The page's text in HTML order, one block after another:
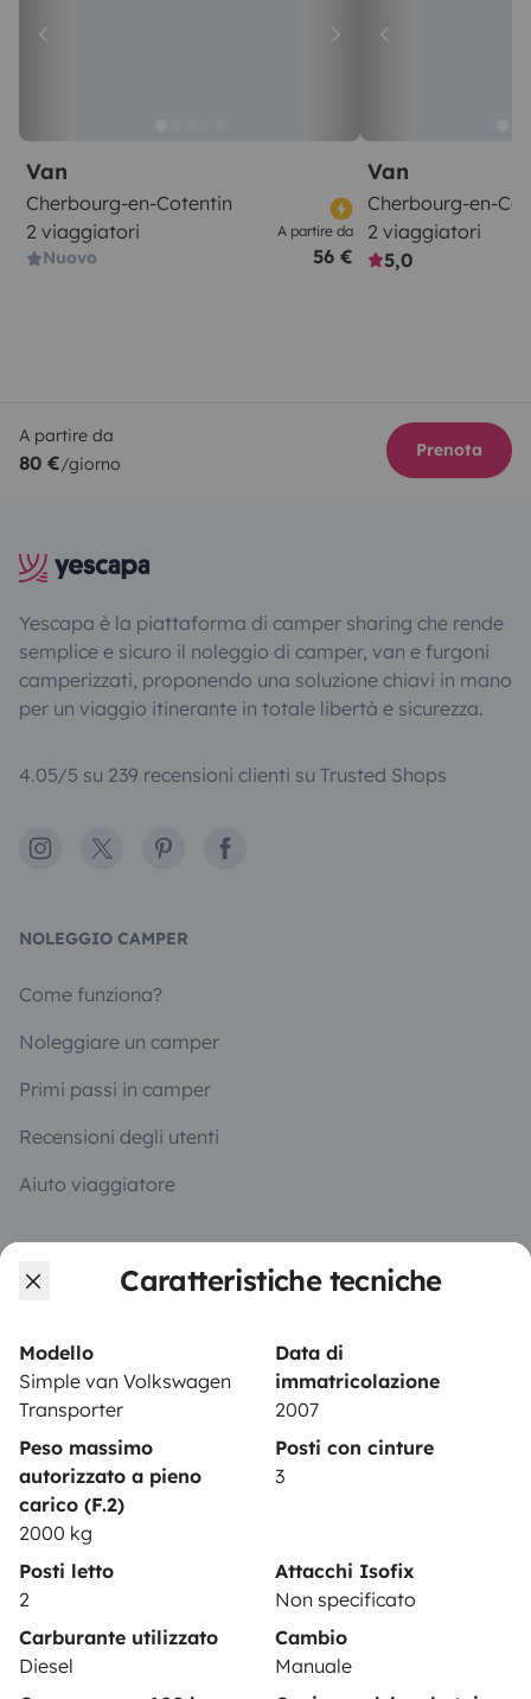
Caratteristiche tecniche
Modello
Simple van Volkswagen
Transporter
Data di
immatricolazione
2007
Peso massimo
autorizzato a pieno
carico (F.2)
2000 kg
Posti con cinture
3
Posti letto
2
Attacchi Isofix
Non specificato
Carburante utilizzato
Diesel
Cambio
Manuale
Van
Cherbourg-en-Cotentin
2 viaggiatori
Nuovo
A partire da
56 €
Van
Cherbourg-en-
2 viaggiatori
5,0
A partire da
80 €/giorno
Prenota
Yescapa è la piattaforma di camper sharing che rende
semplice e sicuro il noleggio di camper, van e furgoni
camperizzati, proponendo una soluzione chiavi in mano
per un viaggio itinerante in totale libertà e sicurezza.
4.05/5 su 239 recensioni clienti su Trusted Shops
Instagram
X PinterestFacebook
NOLEGGIO CAMPER
Come funziona?
Noleggiare un camper
Primi passi in camper
Recensioni degli utenti
Aiuto viaggiatore
PROPRIETARI
Contratto di viaggio
Assicurazione camper
Assistenza stradale
Aiuto proprietario
Metodi di pagamento Pagamento in due rate